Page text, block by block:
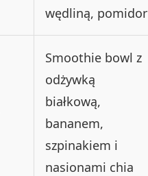
wędliną, pomidor
Smoothie bowl z
odżywką
białkową,
bananem,
szpinakiem i
nasionami chia